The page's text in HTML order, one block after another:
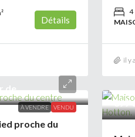
Détails
4
il y
À VENDRE VENDU
de
proche du
399